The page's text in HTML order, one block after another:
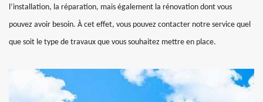
l’installation, la réparation, mais également la rénovation dont vous
pouvez avoir besoin. À cet effet, vous pouvez contacter notre service quel
que soit le type de travaux que vous souhaitez mettre en place.